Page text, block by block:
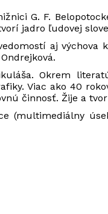
G. F.
jadro ľudovej
aj výchova
Okrem
Viac ako 40
činnosť. Žije a
(multimediálny